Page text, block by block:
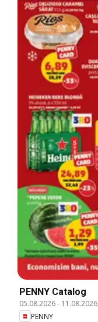
PENNY Catalog
05.08.2026- 11.08.2026
PENNY